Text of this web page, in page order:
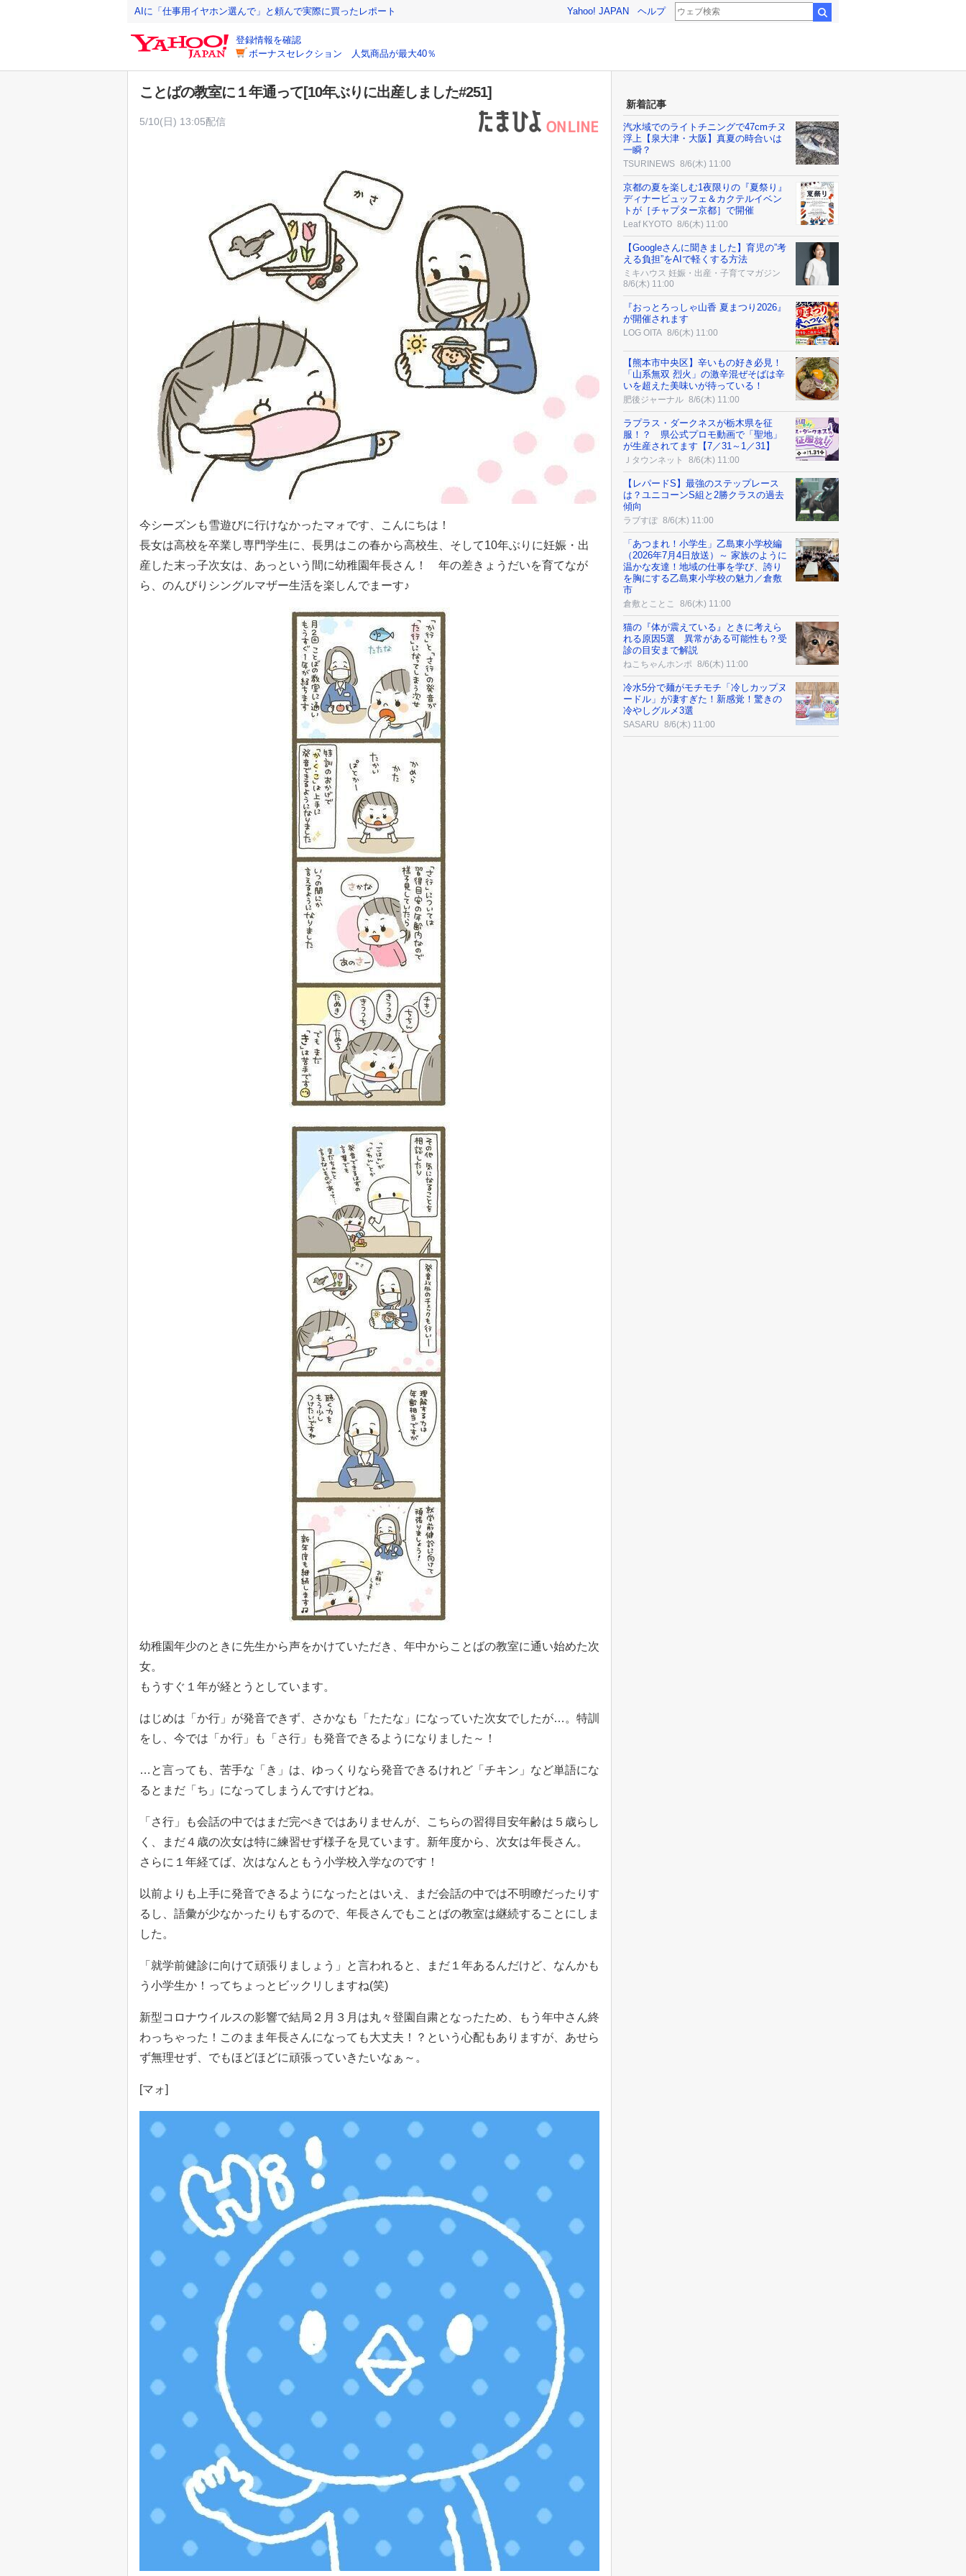
AIに「仕事用イヤホン選んで」と頼んで実際に買ったレポート Yahoo! JAPAN ヘルプ
登録情報を確認
ボーナスセレクション 人気商品が最大40％
ことばの教室に１年通って[10年ぶりに出産しました#251]
5/10(日) 13:05配信
今シーズンも雪遊びに行けなかったマォです、こんにちは！
長女は高校を卒業し専門学生に、長男はこの春から高校生、そして10年ぶりに妊娠・出
産した末っ子次女は、あっという間に幼稚園年長さん！ 年の差きょうだいを育てなが
ら、のんびりシングルマザー生活を楽しんでまーす♪
幼稚園年少のときに先生から声をかけていただき、年中からことばの教室に通い始めた次
女。
もうすぐ１年が経とうとしています。
はじめは「か行」が発音できず、さかなも「たたな」になっていた次女でしたが…。特訓
をし、今では「か行」も「さ行」も発音できるようになりました～！
…と言っても、苦手な「き」は、ゆっくりなら発音できるけれど「チキン」など単語にな
るとまだ「ち」になってしまうんですけどね。
「さ行」も会話の中ではまだ完ぺきではありませんが、こちらの習得目安年齢は５歳らし
く、まだ４歳の次女は特に練習せず様子を見ています。新年度から、次女は年長さん。
さらに１年経てば、次はなんともう小学校入学なのです！
以前よりも上手に発音できるようになったとはいえ、まだ会話の中では不明瞭だったりす
るし、語彙が少なかったりもするので、年長さんでもことばの教室は継続することにしま
した。
「就学前健診に向けて頑張りましょう」と言われると、まだ１年あるんだけど、なんかも
う小学生か！ってちょっとビックリしますね(笑)
新型コロナウイルスの影響で結局２月３月は丸々登園自粛となったため、もう年中さん終
わっちゃった！このまま年長さんになっても大丈夫！？という心配もありますが、あせら
ず無理せず、でもほどほどに頑張っていきたいなぁ～。
[マォ]
新着記事
汽水域でのライトチニングで47cmチヌ
浮上【泉大津・大阪】真夏の時合いは
一瞬？
TSURINEWS 8/6(木) 11:00
京都の夏を楽しむ1夜限りの『夏祭り』
ディナービュッフェ＆カクテルイベン
トが［チャプター京都］で開催
Leaf KYOTO 8/6(木) 11:00
【Googleさんに聞きました】育児の”考
える負担”をAIで軽くする方法
ミキハウス 妊娠・出産・子育てマガジン
8/6(木) 11:00
『おっとろっしゃ山香 夏まつり2026』
が開催されます
LOG OITA 8/6(木) 11:00
【熊本市中央区】辛いもの好き必見！
「山系無双 烈火」の激辛混ぜそばは辛
いを超えた美味いが待っている！
肥後ジャーナル 8/6(木) 11:00
ラプラス・ダークネスが栃木県を征
服！？ 県公式プロモ動画で「聖地」
が生産されてます【7／31～1／31】
Ｊタウンネット 8/6(木) 11:00
【レパードS】最強のステップレース
は？ユニコーンS組と2勝クラスの過去
傾向
ラブすぽ 8/6(木) 11:00
「あつまれ！小学生」乙島東小学校編
（2026年7月4日放送）～ 家族のように
温かな友達！地域の仕事を学び、誇り
を胸にする乙島東小学校の魅力／倉敷
市
倉敷とことこ 8/6(木) 11:00
猫の『体が震えている』ときに考えら
れる原因5選 異常がある可能性も？受
診の目安まで解説
ねこちゃんホンポ 8/6(木) 11:00
冷水5分で麺がモチモチ「冷しカップヌ
ードル」が凄すぎた！新感覚！驚きの
冷やしグルメ3選
SASARU 8/6(木) 11:00